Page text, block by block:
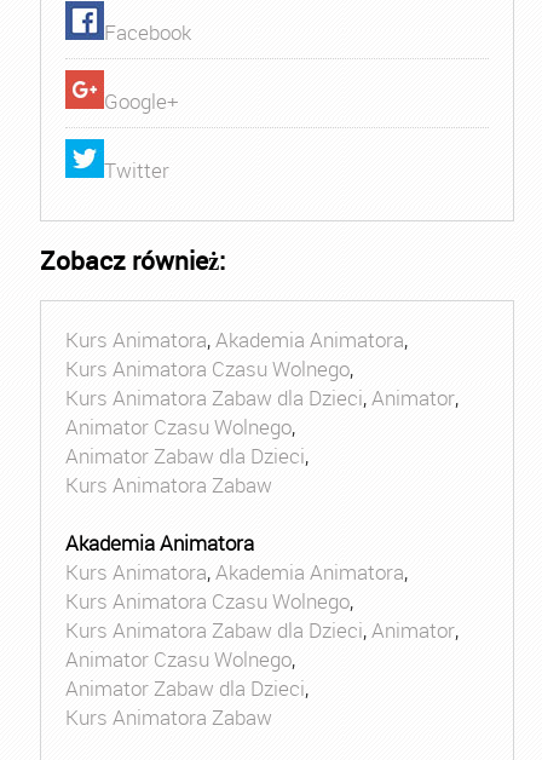
Facebook
Google+
Twitter
Zobacz również:
Kurs Animatora,Akademia Animatora,
Kurs Animatora Czasu Wolnego,
Kurs Animatora Zabaw dla Dzieci,Animator,
Animator Czasu Wolnego,
Animator Zabaw dla Dzieci,
Kurs Animatora Zabaw
Akademia Animatora
Kurs Animatora,Akademia Animatora,
Kurs Animatora Czasu Wolnego,
Kurs Animatora Zabaw dla Dzieci,Animator,
Animator Czasu Wolnego,
Animator Zabaw dla Dzieci,
Kurs Animatora Zabaw